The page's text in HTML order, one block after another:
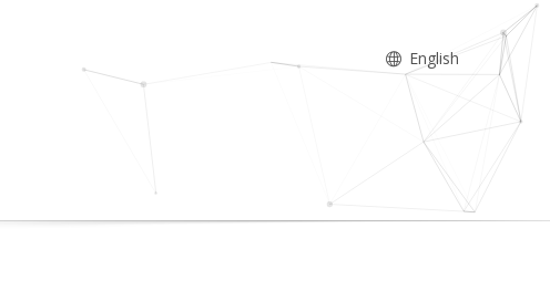
English